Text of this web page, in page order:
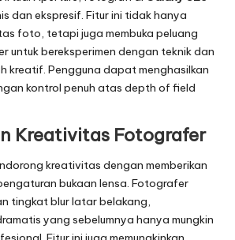
dan ekspresif. Fitur ini tidak hanya
foto, tetapi juga membuka peluang
untuk bereksperimen dengan teknik dan
kreatif. Pengguna dapat menghasilkan
kontrol penuh atas depth of field
Kreativitas Fotografer
kreativitas dengan memberikan
bukaan lensa. Fotografer
tingkat blur latar belakang,
yang sebelumnya hanya mungkin